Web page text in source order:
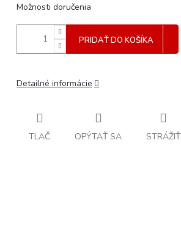
Možnosti doručenia
PRIDAŤ DO KOŠÍKA
Detailné informácie
TLAČ OPÝTAŤ SA STRÁŽIŤ